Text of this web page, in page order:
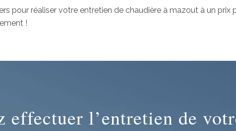
pour réaliser votre entretien de chaudière à mazout à un
!
effectuer l’entretien de